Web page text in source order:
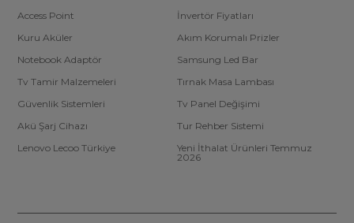
Access Point
İnvertör Fiyatları
Kuru Aküler
Akım Korumalı Prizler
Notebook Adaptör
Samsung Led Bar
Tv Tamir Malzemeleri
Tırnak Masa Lambası
Güvenlik Sistemleri
Tv Panel Değişimi
Akü Şarj Cihazı
Tur Rehber Sistemi
Lenovo Lecoo Türkiye
Yeni İthalat Ürünleri Temmuz
2026